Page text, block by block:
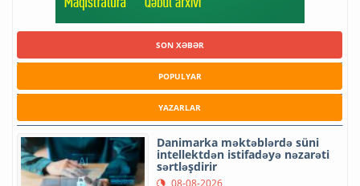
SON XƏBƏR
POPULYAR
YAZARLAR
Danimarka məktəblərdə süni
intellektdən istifadəyə nəzarəti
sərtləşdirir
08-08-2026